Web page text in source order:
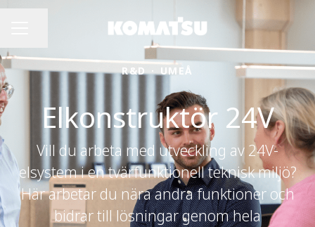
R&D · UMEÅ
Elkonstruktör 24V
Vill du arbeta med utveckling av 24V-
elsystem i en tvärfunktionell teknisk miljö?
Här arbetar du nära andra funktioner och
bidrar till lösningar genom hela